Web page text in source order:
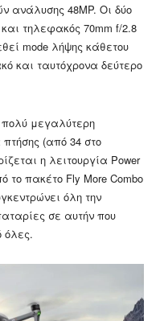
ανάλυσης 48MP. Οι δύο
τηλεφακός 70mm f/2.8
mode λήψης κάθετου
και ταυτόχρονα δεύτερο
μεγαλύτερη
(από 34 στο
η λειτουργία Power
το πακέτο Fly More Combo
όλη την
σε αυτήν που
όλες.